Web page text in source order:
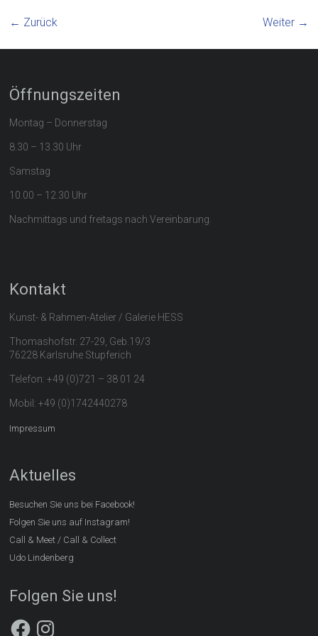
← Zurück Weiter →
Öffnungszeiten
Montag – Donnerstag
8.30 – 13.30 Uhr
Samstag
10.00 – 12.30 Uhr
Nachmittags und freitags nach Vereinbarung.
Kontakt
Kunst- & Rahmen-Atelier / Galerie HESS
Thomashofstr. 27-29, Geb.19/3
76228 Karlsruhe Stupferich
Telefon: +49 (0)721 – 38 01 24
Mobil: +49 (0)1742440278
Impressum
Aktuelles
Besuchen Sie uns bei Facebook!
Folgen Sie uns auf Instagram!
Call & Meet / Call & Collect
Udo Lindenberg
Folgen Sie uns!
FacebookInstagram